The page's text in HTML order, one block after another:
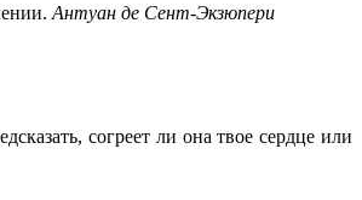
Антуан де Сент-Экзюпери
согреет ли она твое сердце или